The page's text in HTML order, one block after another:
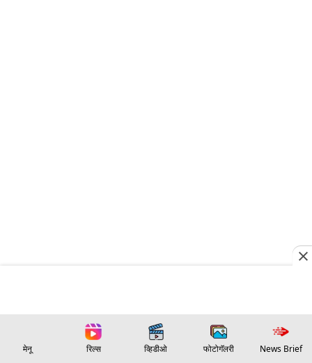
मेनू रिल्स व्हिडीओ फोटोगॅलरी News Brief